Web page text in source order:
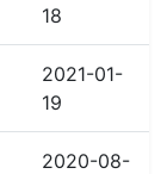
18
2021-01-
19
2020-08-